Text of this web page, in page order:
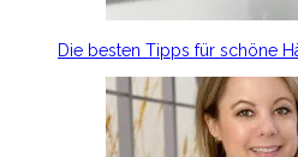
Die besten Tipps für schöne